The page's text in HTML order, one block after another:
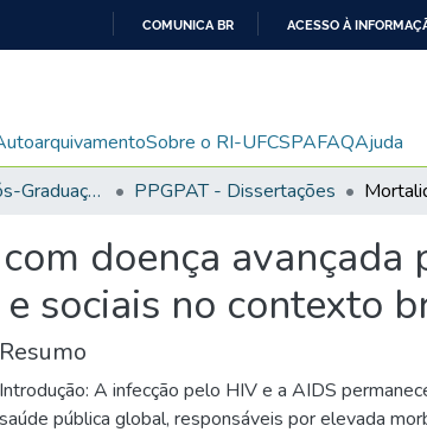
CONTEÚDO
COMUNICA BR ACESSO À
Sobre o RI-UFCSPAFAQAjuda
Programa de Pós-Graduação em Patologia PPGPAT - Dissertações
doença avançada
sociais no contexto
Resumo
Introdução: A infecção pelo HIV e a AIDS
saúde pública global, responsáveis por elevada